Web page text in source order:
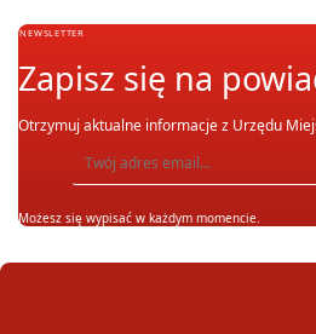
NEWSLETTER
Zapisz się na
Otrzymuj aktualne informacje z Urzędu
Możesz się wypisać w każdym momencie.